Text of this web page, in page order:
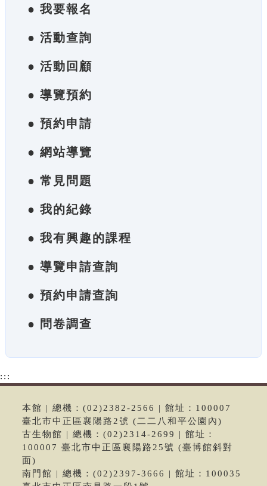
● 我要報名
● 活動查詢
● 活動回顧
● 導覽預約
● 預約申請
● 網站導覽
● 常見問題
● 我的紀錄
● 我有興趣的課程
● 導覽申請查詢
● 預約申請查詢
● 問卷調查
:::
本館 | 總機：(02)2382-2566 | 館址：100007
臺北市中正區襄陽路2號 (二二八和平公園內)
古生物館 | 總機：(02)2314-2699 | 館址：
100007 臺北市中正區襄陽路25號 (臺博館斜對
面)
南門館 | 總機：(02)2397-3666 | 館址：100035